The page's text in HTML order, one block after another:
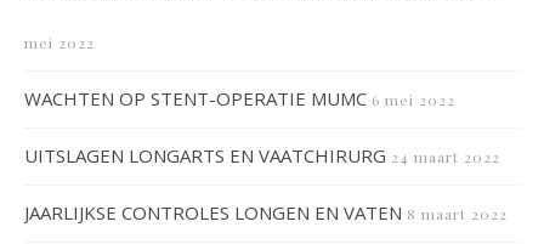
mei 2022
WACHTEN OP STENT-OPERATIE MUMC 6 mei 2022
UITSLAGEN LONGARTS EN VAATCHIRURG 24 maart 2022
JAARLIJKSE CONTROLES LONGEN EN VATEN 8 maart 2022